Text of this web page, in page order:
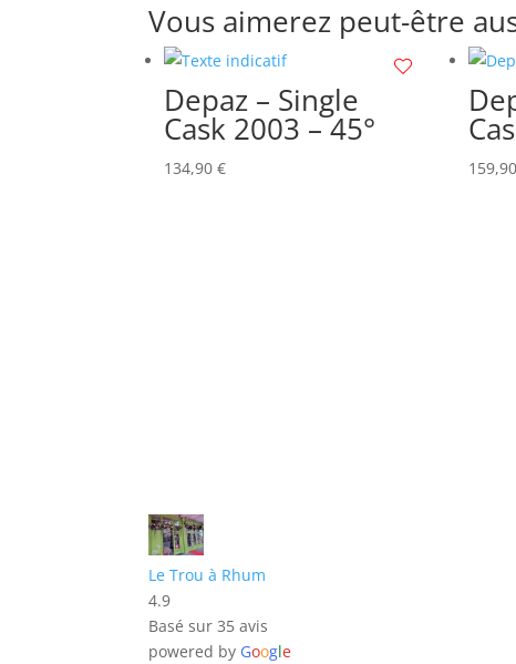
Vous aimerez peut-être
Depaz – Single
Cask 2003 – 45°
134,90€ 159,90
Le Trou à Rhum
4.9
Basé sur 35 avis
powered by Google